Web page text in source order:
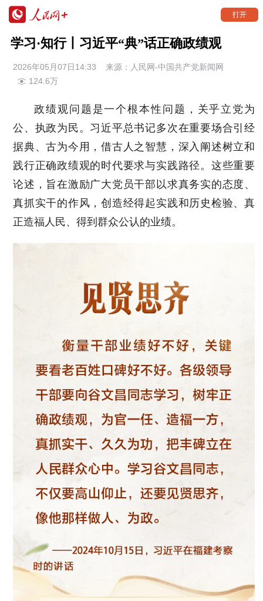
打开
学习·知行丨习近平“典”话正确政绩观
2026年05月07日14:33 来源： 人民网-中国共产党新闻网
124.6万
政绩观问题是一个根本性问题，关乎立党为
公、执政为民。习近平总书记多次在重要场合引经
据典、古为今用，借古人之智慧，深入阐述树立和
践行正确政绩观的时代要求与实践路径。这些重要
论述，旨在激励广大党员干部以求真务实的态度、
真抓实干的作风，创造经得起实践和历史检验、真
正造福人民、得到群众公认的业绩。